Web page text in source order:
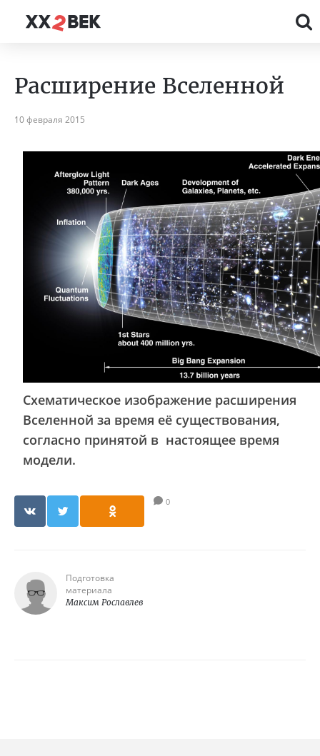
Расширение Вселенной
10 февраля 2015
Схематическое изображение расширения
Вселенной за время её существования,
согласно принятой в настоящее время
модели.
0
Подготовка
материала
Максим Рославлев